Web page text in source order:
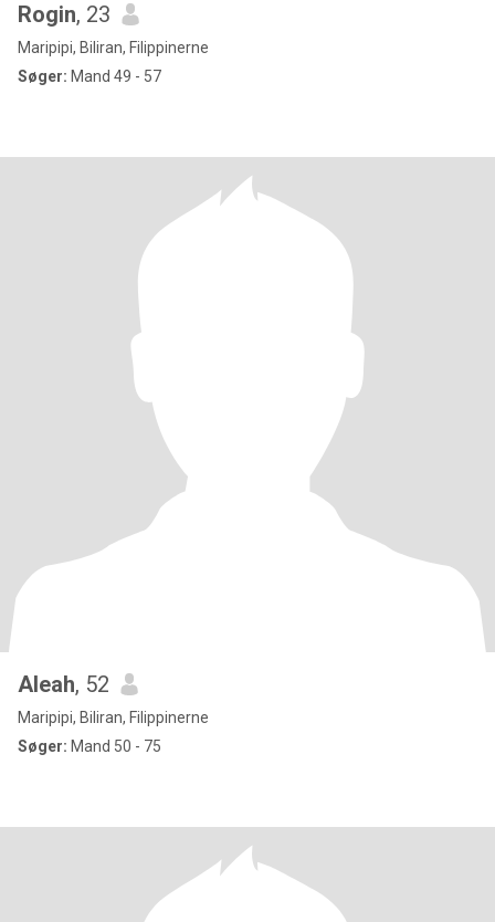
Rogin, 23
Maripipi, Biliran, Filippinerne
Søger: Mand 49 - 57
Aleah, 52
Maripipi, Biliran, Filippinerne
Søger: Mand 50 - 75